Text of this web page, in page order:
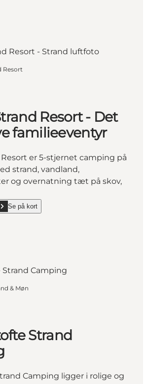
Resort
Resort - Det
familieeventyr
er 5-stjernet camping på
strand, vandland,
og overnatning tæt på skov,
Strand Resort - Det ultimative
Se på kort
show Feddet Strand Resort - Det ultimative
& Møn
Strand
Camping ligger i rolige og